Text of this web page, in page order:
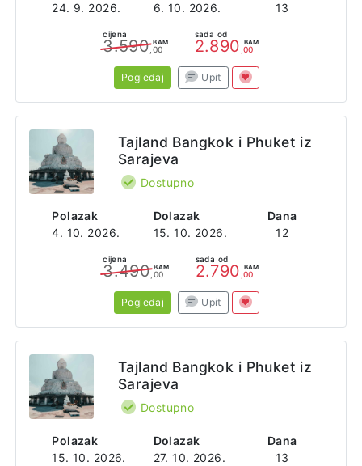
24. 9. 2026. 6. 10. 2026. 13
cijena
3.590 BAM
,00
sada od
2.890 BAM
,00
Pogledaj Upit
Polazak
4. 10. 2026.
Dolazak
15. 10. 2026.
Dana
12
Tajland Bangkok i Phuket iz
Sarajeva
Dostupno
cijena
3.490 BAM
,00
sada od
2.790 BAM
,00
Pogledaj Upit
Polazak
15. 10. 2026.
Dolazak
27. 10. 2026.
Dana
13
Tajland Bangkok i Phuket iz
Sarajeva
Dostupno